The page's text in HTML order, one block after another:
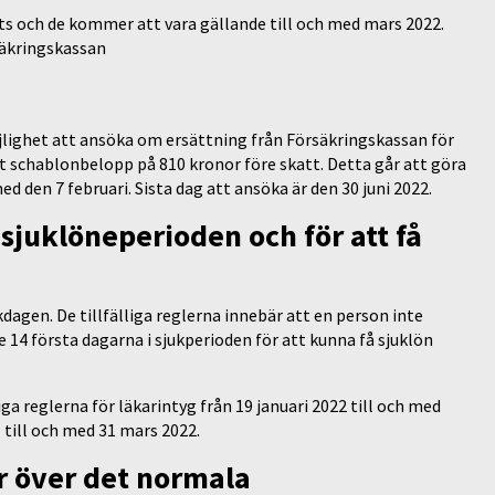
de kommer att vara gällande till och med mars 2022.
att ansöka om ersättning från Försäkringskassan för
schablonbelopp på 810 kronor före skatt. Detta går att göra
den 7 februari. Sista dag att ansöka är den 30 juni 2022.
och för att få
De tillfälliga reglerna innebär att en person inte
första dagarna i sjukperioden för att kunna få sjuklön
reglerna för läkarintyg från 19 januari 2022 till och med
och med 31 mars 2022.
över det normala